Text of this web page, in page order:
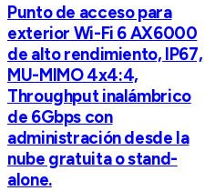
Punto de acceso para
exterior Wi-Fi 6 AX6000
de alto rendimiento, IP67,
MU-MIMO 4x4:4,
Throughput inalámbrico
de 6Gbps con
administración desde la
nube gratuita o stand-
alone.